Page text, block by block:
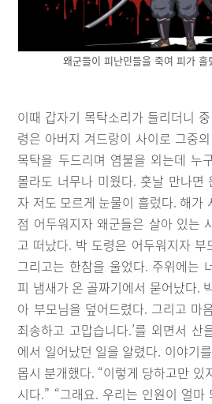
왜군들이 피난민들을 죽여 피가
이때 갑자기 목탁소리가 들리더니
령은 아버지 겨드랑이 사이로 그중
목탁을 두드리며 염불을 외는데 누
몰라도 너무나 미웠다. 훗날 만나면
자 저도 모르게 눈물이 흘렀다. 해가
점 어두워지자 왜군들은 살아 있는
고 떠났다. 박 도령은 어두워지자 부
그리고는 한참을 울었다. 주위에는
피 냄새가 온 골짜기에서 묻어났다.
아 부모님을 덮어드렸다. 그리고 마
죄송하고 고맙습니다.’를 외면서 산
에서 일어났던 일을 알렸다. 이야기
몹시 분개했다. “이렇게 당하고만 있
시다.” “그래요. 우리는 인원이 얼마